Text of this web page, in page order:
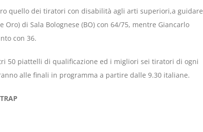
quello dei tiratori con disabilità agli arti superiori,a guidare
di Sala Bolognese (BO) con 64/75, mentre Giancarlo
con 36.
50 piattelli di qualificazione ed i migliori sei tiratori di ogni
alle finali in programma a partire dalle 9.30 italiane.